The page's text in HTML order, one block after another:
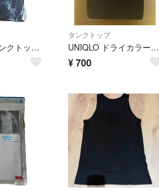
UNIQLO U タンクトップ ブラック XL ユニクロU
タンクトップ
UNIQLO ドライカラーリブタンクトップ ブラック Lサイズ
¥700